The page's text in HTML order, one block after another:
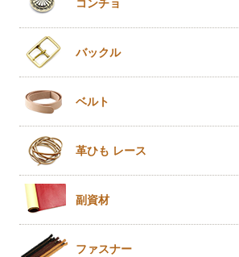
コンチョ
バックル
ベルト
革ひも レース
副資材
ファスナー